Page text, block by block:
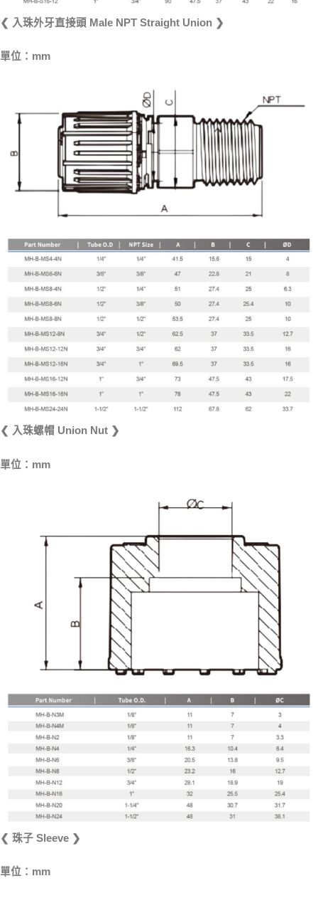
❮ 入珠外牙直接頭 Male NPT Straight Union ❯
單位：mm
❮ 入珠螺帽 Union Nut ❯
單位：mm
❮ 珠子 Sleeve ❯
單位：mm